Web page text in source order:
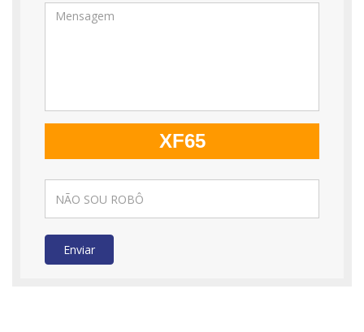
XF65
Enviar